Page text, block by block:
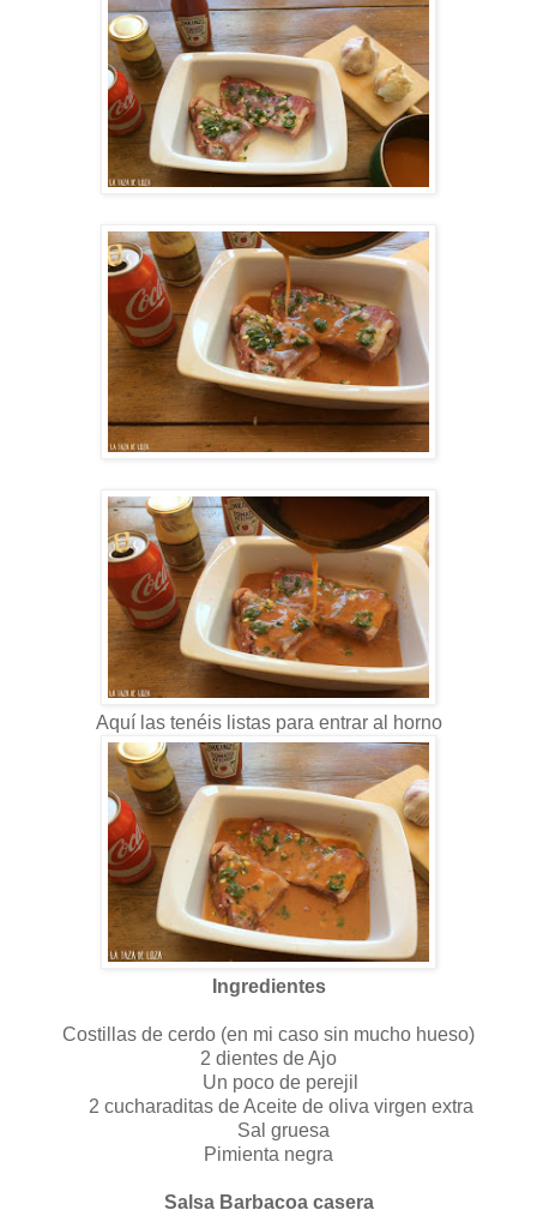
Aquí las tenéis listas para entrar al horno
Ingredientes
Costillas de cerdo (en mi caso sin mucho hueso)
2 dientes de Ajo
Un poco de perejil
2 cucharaditas de Aceite de oliva virgen extra
Sal gruesa
Pimienta negra
Salsa Barbacoa casera